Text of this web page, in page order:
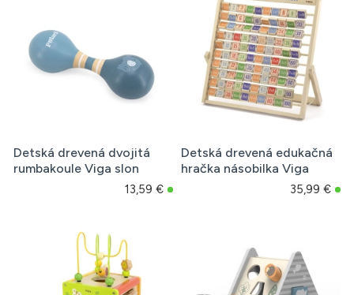
Detská drevená dvojitá
rumbakoule Viga slon
13,59 €
Detská drevená edukačná
hračka násobilka Viga
35,99 €